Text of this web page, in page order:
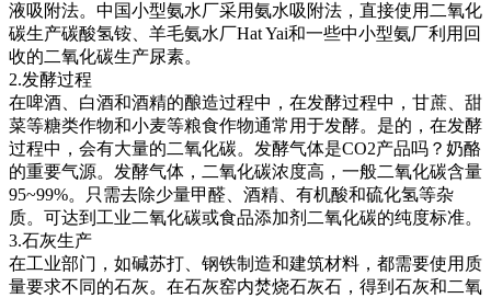
液吸附法。中国小型氨水厂采用氨水吸附法，直接使用二氧化
碳生产碳酸氢铵、羊毛氨水厂Hat Yai和一些中小型氨厂利用回
收的二氧化碳生产尿素。
2.发酵过程
在啤酒、白酒和酒精的酿造过程中，在发酵过程中，甘蔗、甜
菜等糖类作物和小麦等粮食作物通常用于发酵。是的，在发酵
过程中，会有大量的二氧化碳。发酵气体是CO2产品吗？奶酪
的重要气源。发酵气体，二氧化碳浓度高，一般二氧化碳含量
95~99%。只需去除少量甲醛、酒精、有机酸和硫化氢等杂
质。可达到工业二氧化碳或食品添加剂二氧化碳的纯度标准。
3.石灰生产
在工业部门，如碱苏打、钢铁制造和建筑材料，都需要使用质
量要求不同的石灰。在石灰窑内焚烧石灰石，得到石灰和二氧